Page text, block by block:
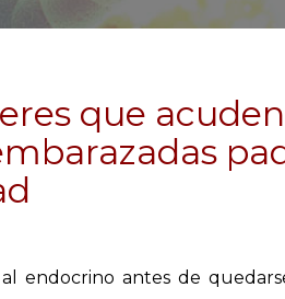
que
endocrino antes de